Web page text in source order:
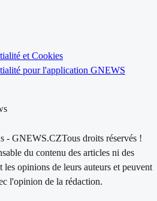
et Cookies
pour l'application GNEWS
- GNEWS.CZTous droits réservés !
du contenu des articles ni des
opinions de leurs auteurs et peuvent
l'opinion de la rédaction.